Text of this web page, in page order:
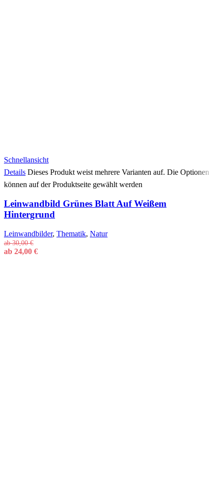
Schnellansicht
Details Dieses Produkt weist mehrere Varianten auf. Die Optionen
können auf der Produktseite gewählt werden
Leinwandbild Grünes Blatt Auf Weißem
Hintergrund
Leinwandbilder, Thematik, Natur
ab30,00€
ab 24,00 €